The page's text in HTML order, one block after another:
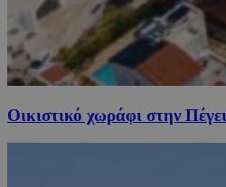
Οικιστικό χωράφι στην